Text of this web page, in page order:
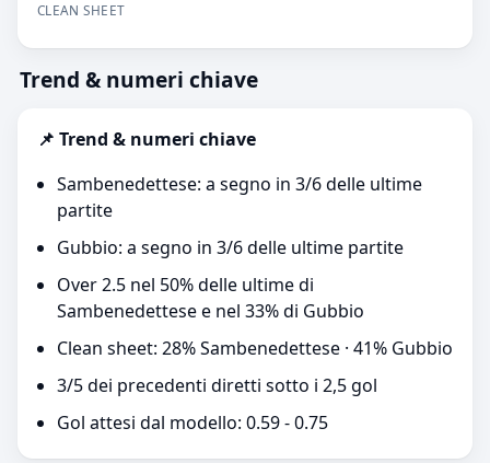
CLEAN SHEET
Trend & numeri chiave
📌 Trend & numeri chiave
Sambenedettese: a segno in 3/6 delle ultime
partite
Gubbio: a segno in 3/6 delle ultime partite
Over 2.5 nel 50% delle ultime di
Sambenedettese e nel 33% di Gubbio
Clean sheet: 28% Sambenedettese · 41% Gubbio
3/5 dei precedenti diretti sotto i 2,5 gol
Gol attesi dal modello: 0.59 - 0.75